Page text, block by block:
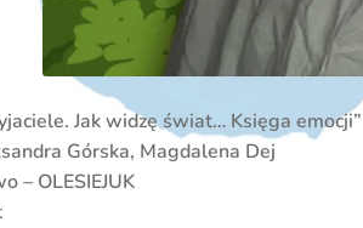
Jak widzę świat… Księga emocji”
Górska, Magdalena Dej
– OLESIEJUK